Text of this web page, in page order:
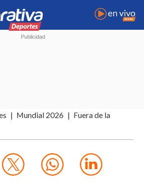
Mundial 2026
Fuera de la